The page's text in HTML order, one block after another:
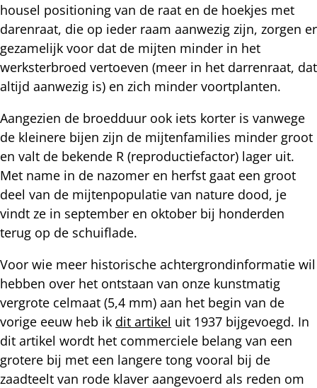
housel positioning van de raat en de hoekjes met
darenraat, die op ieder raam aanwezig zijn, zorgen er
gezamelijk voor dat de mijten minder in het
werksterbroed vertoeven (meer in het darrenraat, dat
altijd aanwezig is) en zich minder voortplanten.
Aangezien de broedduur ook iets korter is vanwege
de kleinere bijen zijn de mijtenfamilies minder groot
en valt de bekende R (reproductiefactor) lager uit.
Met name in de nazomer en herfst gaat een groot
deel van de mijtenpopulatie van nature dood, je
vindt ze in september en oktober bij honderden
terug op de schuiflade.
Voor wie meer historische achtergrondinformatie wil
hebben over het ontstaan van onze kunstmatig
vergrote celmaat (5,4 mm) aan het begin van de
vorige eeuw heb ik dit artikel uit 1937 bijgevoegd. In
dit artikel wordt het commerciele belang van een
grotere bij met een langere tong vooral bij de
zaadteelt van rode klaver aangevoerd als reden om